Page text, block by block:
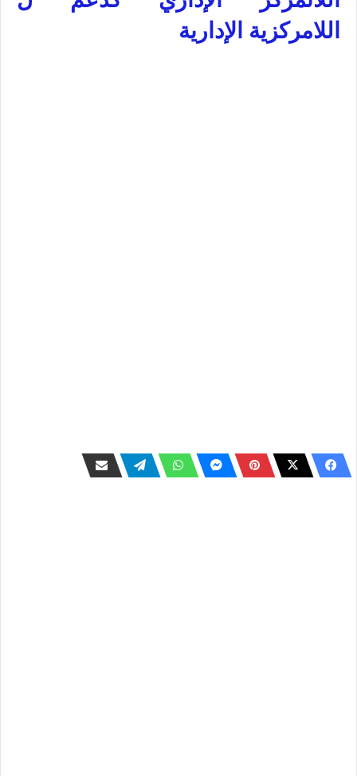
اللامركزية الإدارية